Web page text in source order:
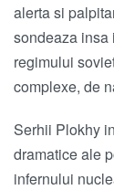
alerta si
sondeaza insa
regimului
complexe, de
Serhii Plokhy
dramatice ale
infernului